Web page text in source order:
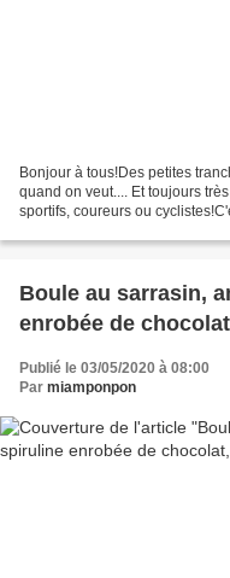
Bonjour à tous!Des petites
quand on veut.... Et toujours
sportifs, coureurs ou
Boule au sarrasin,
enrobée de
Publié le 03/05/2020 à 08:00
Par miamponpon